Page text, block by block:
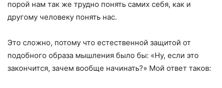
порой нам так же трудно понять самих себя, как и
другому человеку понять нас.
Это сложно, потому что естественной защитой от
подобного образа мышления было бы: «Ну, если это
закончится, зачем вообще начинать?» Мой ответ таков: